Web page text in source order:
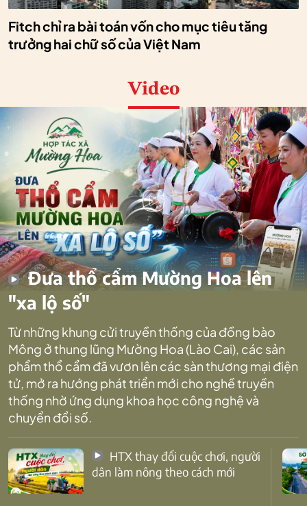
Fitch chỉ ra bài toán vốn cho mục tiêu tăng
trưởng hai chữ số của Việt Nam
Video
Đưa thổ cẩm Mường Hoa lên
"xa lộ số"
Từ những khung cửi truyền thống của đồng bào
Mông ở thung lũng Mường Hoa (Lào Cai), các sản
phẩm thổ cẩm đã vươn lên các sàn thương mại điện
tử, mở ra hướng phát triển mới cho nghề truyền
thống nhờ ứng dụng khoa học công nghệ và
chuyển đổi số.
dân làm nông theo cách mới